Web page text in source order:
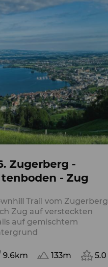
Zugerberg -
- Zug
Trail vom Zugerberg
Zug auf versteckten
auf gemischtem
9.6km 133m 5.0